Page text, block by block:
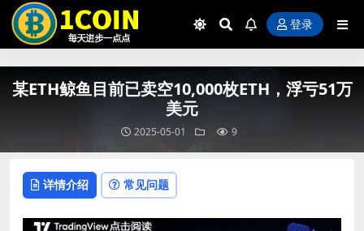
登录
某ETH鲸鱼目前已卖空10,000枚ETH，浮亏51万
美元
2025-05-01 9
详情介绍 常见问题